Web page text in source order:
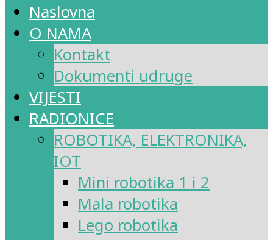
Naslovna
O NAMA
Kontakt
Dokumenti udruge
VIJESTI
RADIONICE
ROBOTIKA, ELEKTRONIKA,
IOT
Mini robotika 1 i 2
Mala robotika
Lego robotika